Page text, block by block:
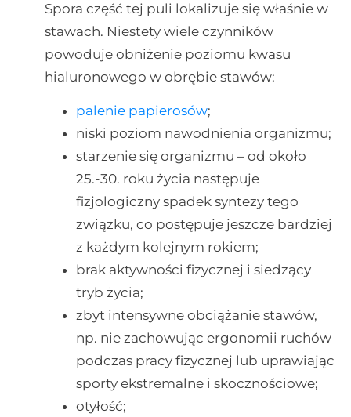
Spora część tej puli lokalizuje się właśnie w
stawach. Niestety wiele czynników
powoduje obniżenie poziomu kwasu
hialuronowego w obrębie stawów:
palenie papierosów;
niski poziom nawodnienia organizmu;
starzenie się organizmu – od około
25.-30. roku życia następuje
fizjologiczny spadek syntezy tego
związku, co postępuje jeszcze bardziej
z każdym kolejnym rokiem;
brak aktywności fizycznej i siedzący
tryb życia;
zbyt intensywne obciążanie stawów,
np. nie zachowując ergonomii ruchów
podczas pracy fizycznej lub uprawiając
sporty ekstremalne i skocznościowe;
otyłość;